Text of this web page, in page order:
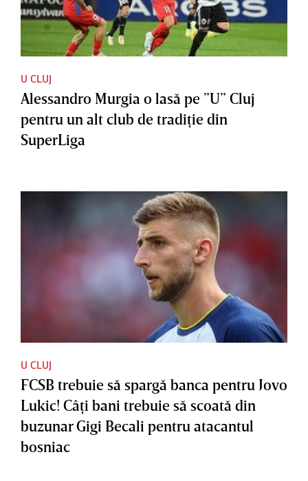
U CLUJ
Alessandro Murgia o lasă pe ”U” Cluj
pentru un alt club de tradiţie din
SuperLiga
U CLUJ
FCSB trebuie să spargă banca pentru Jovo
Lukic! Câţi bani trebuie să scoată din
buzunar Gigi Becali pentru atacantul
bosniac